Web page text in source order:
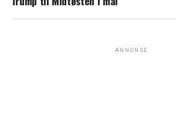
ANNONSE